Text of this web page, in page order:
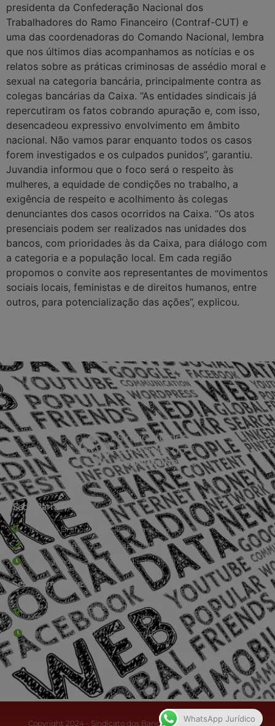
presidenta da Confederação Nacional dos
Trabalhadores do Ramo Financeiro (Contraf-CUT) e
uma das coordenadoras do Comando Nacional, lembra
que nos últimos dias acompanhamos as notícias e os
relatos sobre as práticas criminosas de assédio moral e
sexual na categoria bancária, principalmente contra as
colegas bancárias da Caixa. “As entidades sindicais já
repercutiram os fatos cobrando apuração e, com isso,
desencadeou expressivo envolvimento em âmbito
nacional. Não vamos parar enquanto todos os casos
forem investigados e os culpados punidos”, garantiu.
Juvandia informou que o foco será o respeito às
mulheres, a equidade de condições no trabalho, a
exigência de respeito e acolhimento às colegas
denunciantes dos casos ocorridos na Caixa. “Os atos
presenciais podem ser realizados nas unidades dos
bancos, com prioridades às da Caixa, para diálogo com
a categoria e a população local. Em cada região
propomos o convite aos representantes de movimentos
sociais locais, feministas e de direitos humanos, entre
outros, para potencialização das ações”, explicou.
Sede Barra Mansa
Rua Rio Branco, nº107 (2º andar), Centro - Cep: 27.330-030
(24) 3323-2848 ou (24) 3323-2500
De segunda à sexta-feira , das 9h às 17h.
Sede Campestre:
Estrada Governador Chagas Freitas – 3.780 – Colônia Santo
Antônio – Barra Mansa
De terça-feira a domingo, das 9h às 17h
Copyright 2024 - Sindicato dos Bancários do Sul Fluminense
WhatsApp Jurídico